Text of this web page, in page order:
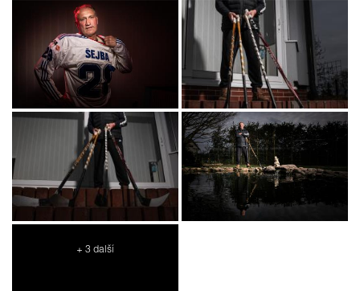
+ 3 další